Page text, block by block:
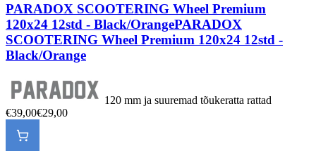
PARADOX SCOOTERING Wheel Premium
120x24 12std - Black/OrangePARADOX
SCOOTERING Wheel Premium 120x24 12std -
Black/Orange
120 mm ja suuremad tõukeratta rattad
€39,00€29,00